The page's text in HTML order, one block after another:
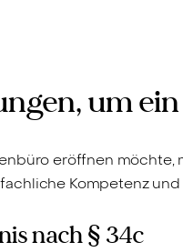
um
eröffnen möchte,
Kompetenz
nach § 34c